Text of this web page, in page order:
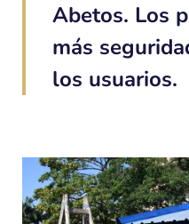
Abetos. Los
más
los usuarios.